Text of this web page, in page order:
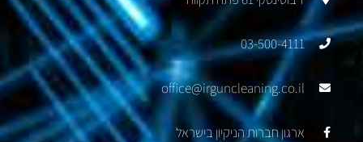
03-500-4111
office@irguncleaning.co.il
ארגון חברות הניקיון בישראל